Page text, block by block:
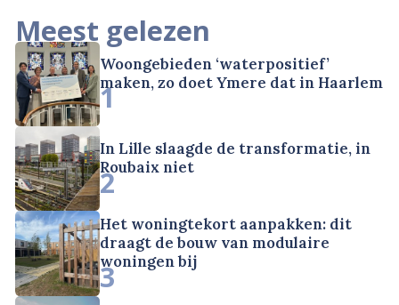
Meest gelezen
Woongebieden ‘waterpositief’
maken, zo doet Ymere dat in Haarlem
1
In Lille slaagde de transformatie, in
Roubaix niet
2
Het woningtekort aanpakken: dit
draagt de bouw van modulaire
woningen bij
3